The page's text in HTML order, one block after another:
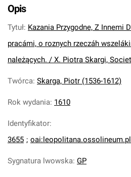
Opis
Tytuł: Kazania Przygodne, Z Innemi
pracámi, o roznych rzeczáh
należących. / X. Piotra Skargi,
Twórca: Skarga, Piotr (1536-1612)
Rok wydania: 1610
Identyfikator:
3655 ;
Sygnatura lwowska: GP